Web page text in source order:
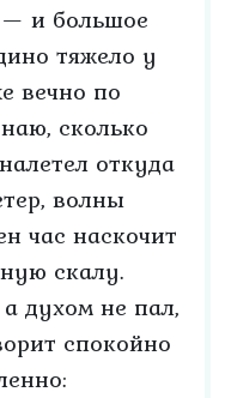
— и большое
тяжело у
вечно по
сколько
откуда
волны
час наскочит
скалу.
духом не пал,
спокойно